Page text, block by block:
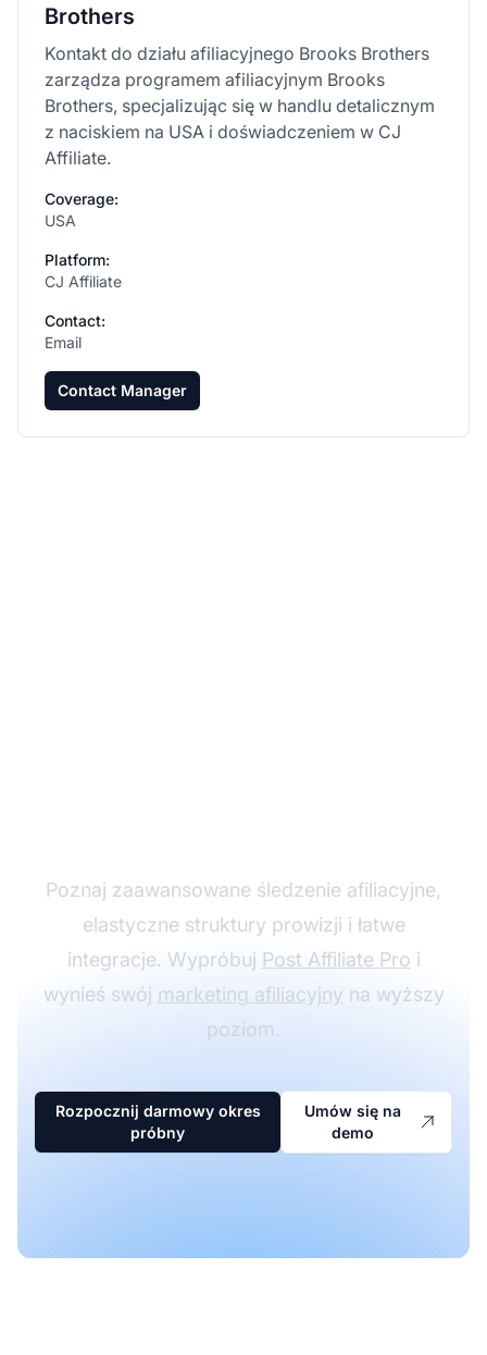
Brothers
Kontakt do działu afiliacyjnego Brooks Brothers
zarządza programem afiliacyjnym Brooks
Brothers, specjalizując się w handlu detalicznym
z naciskiem na USA i doświadczeniem w CJ
Affiliate.
Coverage:
USA
Platform:
CJ Affiliate
Contact:
Email
Contact Manager
Poznaj zaawansowane śledzenie afiliacyjne,
elastyczne struktury prowizji i łatwe
integracje. Wypróbuj Post Affiliate Pro i
wynieś swój marketing afiliacyjny na wyższy
poziom.
Rozpocznij darmowy okres
próbny
Umów się na
demo